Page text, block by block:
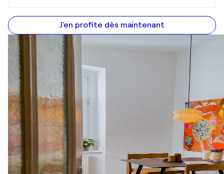
J'en profite dès maintenant